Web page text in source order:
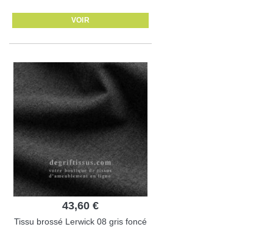
VOIR
43,60 €
Tissu brossé Lerwick 08 gris foncé